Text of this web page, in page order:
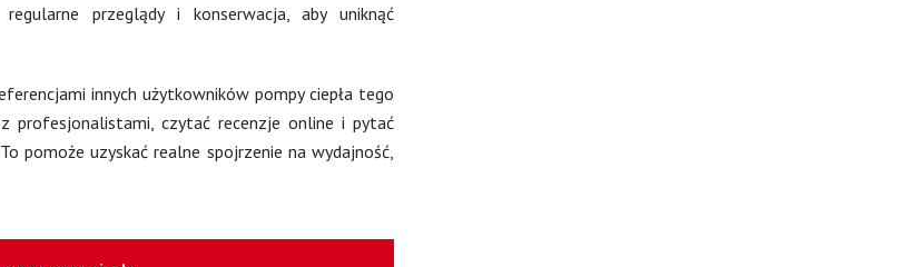
przeglądy i konserwacja, aby uniknąć
innych użytkowników pompy ciepła tego
profesjonalistami, czytać recenzje online i pytać
pomoże uzyskać realne spojrzenie na wydajność,